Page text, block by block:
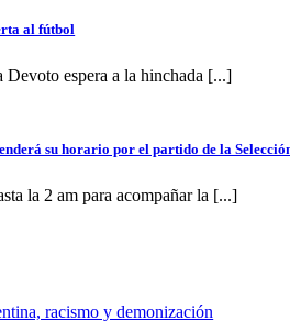
al fútbol
espera a la hinchada [...]
su horario por el partido de la
la 2 am para acompañar la [...]
racismo y demonización